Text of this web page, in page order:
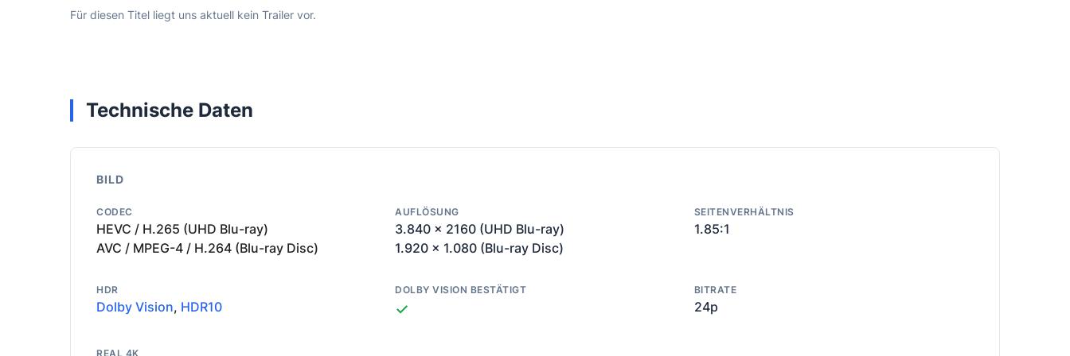
Für diesen Titel liegt uns aktuell kein Trailer vor.
Technische Daten
BILD
CODEC
HEVC / H.265 (UHD Blu-ray)
AVC / MPEG-4 / H.264 (Blu-ray Disc)
AUFLÖSUNG
3.840 x 2160 (UHD Blu-ray)
1.920 x 1.080 (Blu-ray Disc)
SEITENVERHÄLTNIS
1.85:1
HDR
Dolby Vision, HDR10
DOLBY VISION BESTÄTIGT
✓
BITRATE
24p
REAL 4K